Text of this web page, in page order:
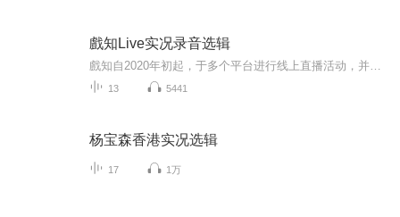
戲知Live实况录音选辑
13 5441
杨宝森香港实况选辑
17 1万